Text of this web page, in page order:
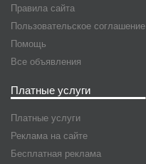
Правила сайта
Пользовательское соглашение
Помощь
Все объявления
Платные услуги
Платные услуги
Реклама на сайте
Бесплатная реклама